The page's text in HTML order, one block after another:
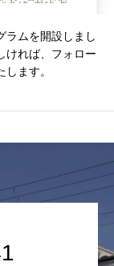
ラムを開設しまし
ければ、フォロー
します。